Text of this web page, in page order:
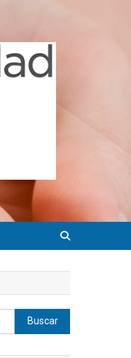
Buscar: